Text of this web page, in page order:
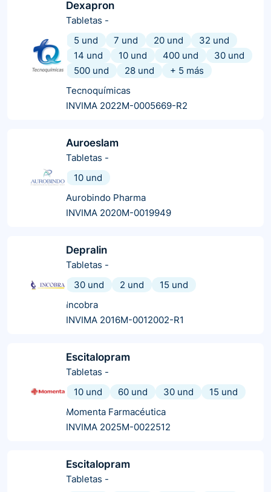
Dexapron
Tabletas -
5 und
7 und 20 und
32 und
14 und
10 und 400 und
30 und
500 und
28 und + 5 más
Tecnoquímicas
INVIMA 2022M-0005669-R2
Auroeslam
Tabletas -
10 und
Aurobindo Pharma
INVIMA 2020M-0019949
Depralin
Tabletas -
30 und
2 und
15 und
Incobra
INVIMA 2016M-0012002-R1
Escitalopram
Tabletas -
10 und
60 und 30 und
15 und
Momenta Farmacéutica
INVIMA 2025M-0022512
Escitalopram
Tabletas -